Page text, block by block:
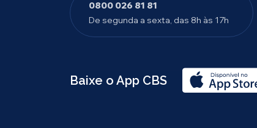
0800 026 81 81
De segunda a sexta, das 8h às 17h
Baixe o App CBS